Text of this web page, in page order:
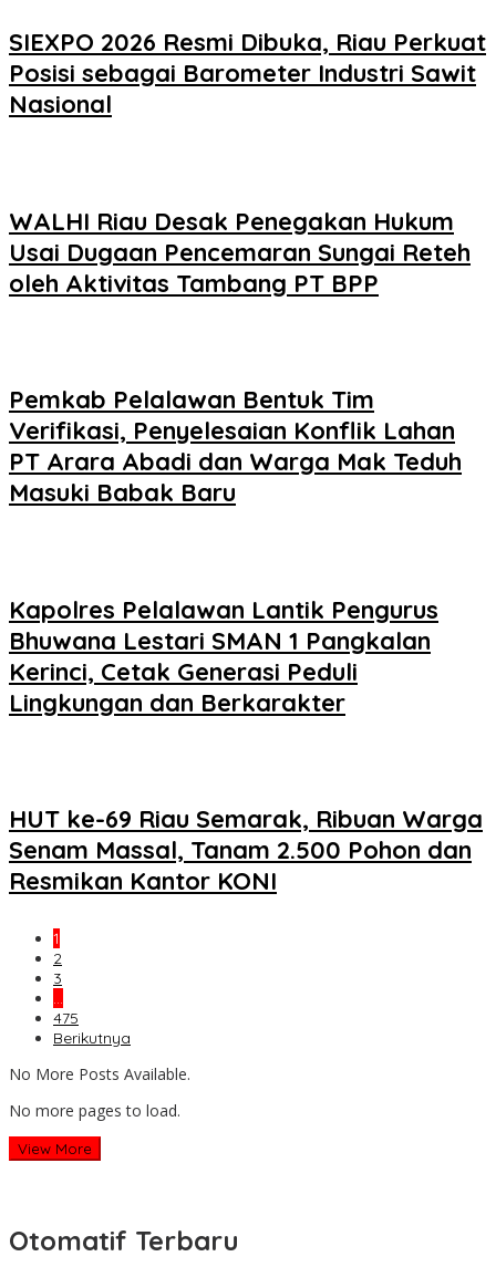
SIEXPO 2026 Resmi Dibuka, Riau Perkuat
Posisi sebagai Barometer Industri Sawit
Nasional
WALHI Riau Desak Penegakan Hukum
Usai Dugaan Pencemaran Sungai Reteh
oleh Aktivitas Tambang PT BPP
Pemkab Pelalawan Bentuk Tim
Verifikasi, Penyelesaian Konflik Lahan
PT Arara Abadi dan Warga Mak Teduh
Masuki Babak Baru
Kapolres Pelalawan Lantik Pengurus
Bhuwana Lestari SMAN 1 Pangkalan
Kerinci, Cetak Generasi Peduli
Lingkungan dan Berkarakter
HUT ke-69 Riau Semarak, Ribuan Warga
Senam Massal, Tanam 2.500 Pohon dan
Resmikan Kantor KONI
1
2
3
…
475
Berikutnya
No More Posts Available.
No more pages to load.
View More
Otomatif Terbaru